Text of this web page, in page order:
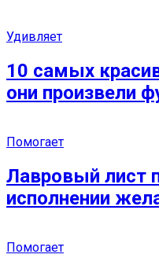
Удивляет
10 самых
они произвели
Помогает
Лавровый лист
исполнении
Помогает